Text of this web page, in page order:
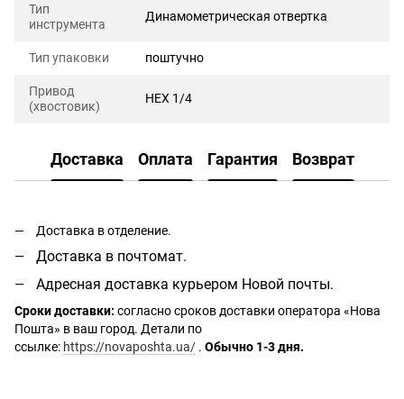
Тип
инструмента
Динамометрическая отвертка
Тип упаковки поштучно
Привод
(хвостовик)
HEX 1/4
Доставка Оплата Гарантия Возврат
Доставка в отделение.
Доставка в почтомат.
Адресная доставка курьером Новой почты.
Сроки доставки: согласно сроков доставки оператора «Нова
Пошта» в ваш город. Детали по
ссылке: https://novaposhta.ua/ . Обычно 1-3 дня.